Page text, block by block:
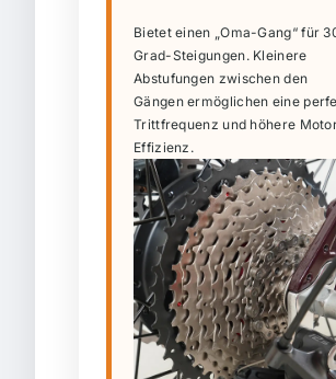
Bietet einen „Oma-Gang“ für
Grad-Steigungen. Kleinere
Abstufungen zwischen den
Gängen ermöglichen eine
Trittfrequenz und höhere
Effizienz.